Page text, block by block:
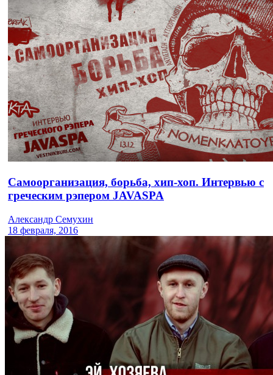
Самоорганизация, борьба, хип-хоп. Интервью с
греческим рэпером JAVASPA
Александр Семухин
18 февраля, 2016